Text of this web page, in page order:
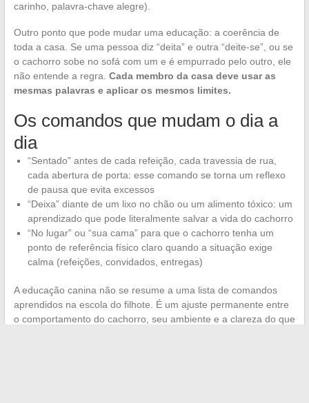
carinho, palavra-chave alegre).
Outro ponto que pode mudar uma educação: a coerência de
toda a casa. Se uma pessoa diz “deita” e outra “deite-se”, ou se
o cachorro sobe no sofá com um e é empurrado pelo outro, ele
não entende a regra. Cada membro da casa deve usar as
mesmas palavras e aplicar os mesmos limites.
Os comandos que mudam o dia a
dia
“Sentado” antes de cada refeição, cada travessia de rua,
cada abertura de porta: esse comando se torna um reflexo
de pausa que evita excessos
“Deixa” diante de um lixo no chão ou um alimento tóxico: um
aprendizado que pode literalmente salvar a vida do cachorro
“No lugar” ou “sua cama” para que o cachorro tenha um
ponto de referência físico claro quando a situação exige
calma (refeições, convidados, entregas)
A educação canina não se resume a uma lista de comandos
aprendidos na escola do filhote. É um ajuste permanente entre
o comportamento do cachorro, seu ambiente e a clareza do que